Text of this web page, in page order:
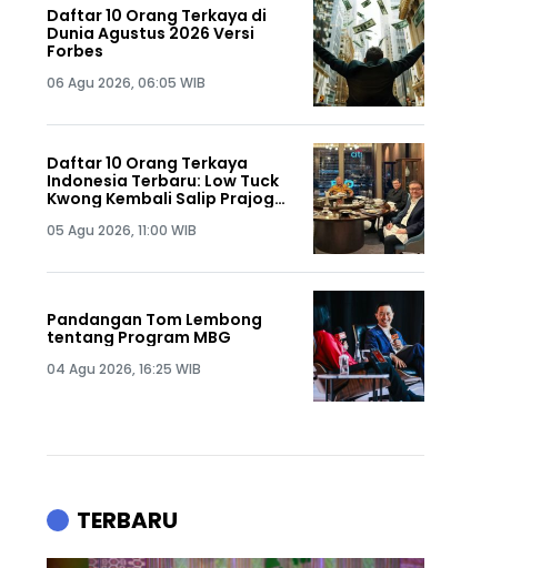
Daftar 10 Orang Terkaya di
Dunia Agustus 2026 Versi
Forbes
06 Agu 2026, 06:05 WIB
Daftar 10 Orang Terkaya
Indonesia Terbaru: Low Tuck
Kwong Kembali Salip Prajogo
05 Agu 2026, 11:00 WIB
Pandangan Tom Lembong
tentang Program MBG
04 Agu 2026, 16:25 WIB
TERBARU